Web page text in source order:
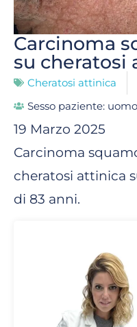
Carcinoma
su cheratosi
Cheratosi attinica
Sesso paziente: uomo
19 Marzo 2025
Carcinoma
cheratosi attinica
di 83 anni.